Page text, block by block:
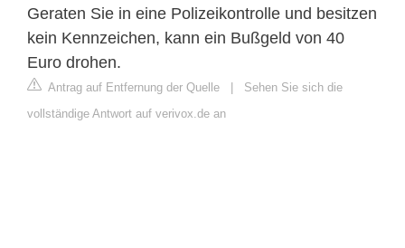
Geraten Sie in eine Polizeikontrolle und besitzen
kein Kennzeichen, kann ein Bußgeld von 40
Euro drohen.
Antrag auf Entfernung der Quelle
Sehen Sie sich die
vollständige Antwort auf verivox.de an